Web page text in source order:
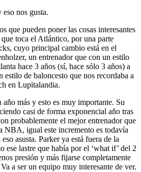
nos gusta.
que pueden poner las cosas interesantes
toca el Atlántico, por una parte
cuyo principal cambio está en el
un entrenador que con un estilo
hace 3 años (sí, hace sólo 3 años) a
estilo de baloncesto que nos recordaba a
en Lupitalandia.
más y esto es muy importante. Su
casi de forma exponencial año tras
probablemente el mejor entrenador que
NBA, igual este incremento es todavía
asusta. Parker ya está fuera de la
ese lastre que había por el ‘what if’ del 2
presión y más fijarse completamente
a ser un equipo muy interesante de ver.